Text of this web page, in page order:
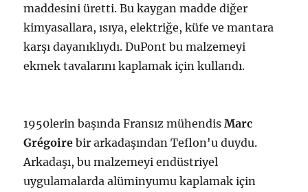
maddesini üretti. Bu kaygan madde diğer
kimyasallara, ısıya, elektriğe, küfe ve mantara
karşı dayanıklıydı. DuPont bu malzemeyi
ekmek tavalarını kaplamak için kullandı.
1950lerin başında Fransız mühendisMarc
Grégoire bir arkadaşından Teflon'u duydu.
Arkadaşı, bu malzemeyi endüstriyel
uygulamalarda alüminyumu kaplamak için